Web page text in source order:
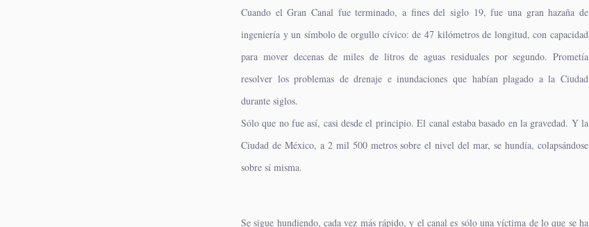
Cuando el Gran Canal fue terminado, a fines del siglo 19, fue una gran hazaña de
ingeniería y un símbolo de orgullo cívico: de 47 kilómetros de longitud, con capacidad
para mover decenas de miles de litros de aguas residuales por segundo. Prometía
resolver los problemas de drenaje e inundaciones que habían plagado a la Ciudad
durante siglos.
Sólo que no fue así, casi desde el principio. El canal estaba basado en la gravedad. Y la
Ciudad de México, a 2 mil 500 metros sobre el nivel del mar, se hundía, colapsándose
sobre sí misma.
Se sigue hundiendo, cada vez más rápido, y el canal es sólo una víctima de lo que se ha